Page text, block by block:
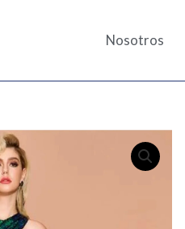
Nosotros